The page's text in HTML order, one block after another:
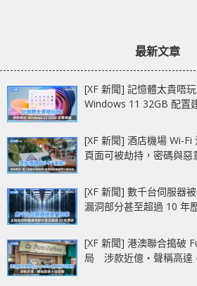
最新文章
[XF 新聞] 記憶體太貴唔
Windows 11 32GB 配置
[XF 新聞] 酒店機場 Wi-
頁面可被劫持，密碼與惡
[XF 新聞] 數千台伺服器
漏洞部分甚至超過 10 年
[XF 新聞] 港澳聯合搗破
局 涉款近億‧聲稱高達